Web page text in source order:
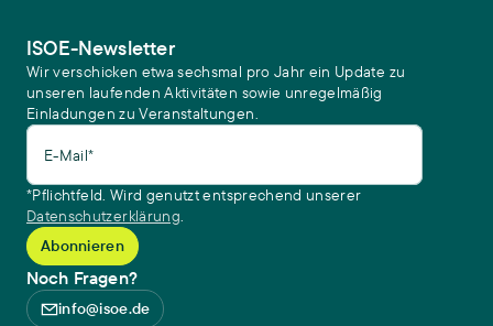
ISOE-Newsletter
Wir verschicken etwa sechsmal pro Jahr ein Update zu
unseren laufenden Aktivitäten sowie unregelmäßig
Einladungen zu Veranstaltungen.
E-Mail*
*Pflichtfeld. Wird genutzt entsprechend unserer
Datenschutzerklärung.
Noch Fragen?
info@isoe.de